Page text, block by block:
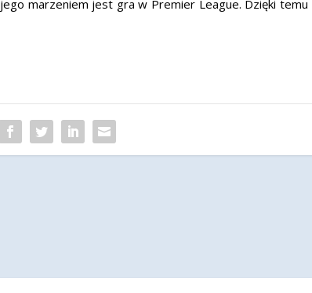
marzeniem jest gra w Premier League. Dzięki temu